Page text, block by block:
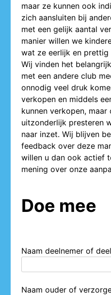
maar ze kunnen ook
zich aansluiten bij
met een gelijk aantal
manier willen we
wat ze eerlijk en prettig
Wij vinden het
met een andere club
onnodig veel druk
verkopen en middels
kunnen verkopen,
uitzonderlijk presteren
naar inzet. Wij blijven
feedback over deze
willen u dan ook actief
mening over onze
Doe mee
Naam deelnemer of
Naam ouder of